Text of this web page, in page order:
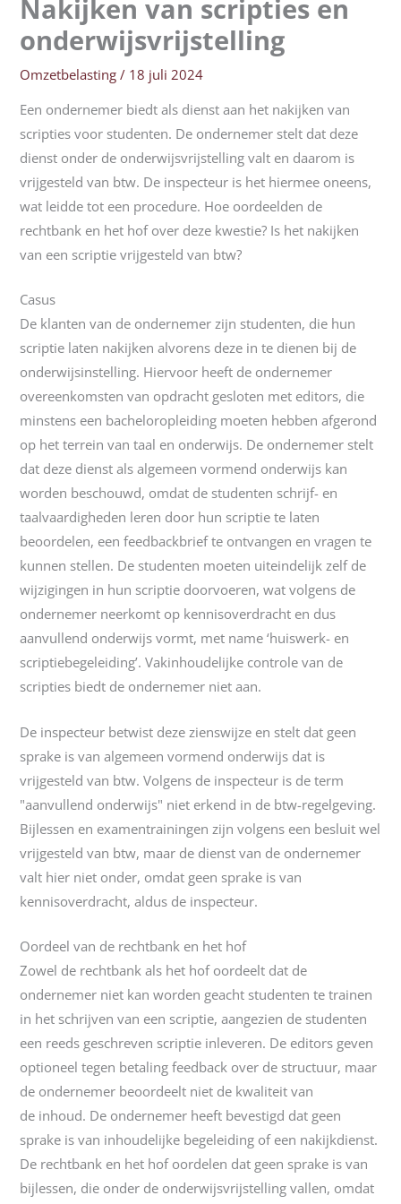
Nakijken van scripties en
onderwijsvrijstelling
Omzetbelasting / 18 juli 2024
Een ondernemer biedt als dienst aan het nakijken van
scripties voor studenten. De ondernemer stelt dat deze
dienst onder de onderwijsvrijstelling valt en daarom is
vrijgesteld van btw. De inspecteur is het hiermee oneens,
wat leidde tot een procedure. Hoe oordeelden de
rechtbank en het hof over deze kwestie? Is het nakijken
van een scriptie vrijgesteld van btw?
Casus
De klanten van de ondernemer zijn studenten, die hun
scriptie laten nakijken alvorens deze in te dienen bij de
onderwijsinstelling. Hiervoor heeft de ondernemer
overeenkomsten van opdracht gesloten met editors, die
minstens een bacheloropleiding moeten hebben afgerond
op het terrein van taal en onderwijs. De ondernemer stelt
dat deze dienst als algemeen vormend onderwijs kan
worden beschouwd, omdat de studenten schrijf- en
taalvaardigheden leren door hun scriptie te laten
beoordelen, een feedbackbrief te ontvangen en vragen te
kunnen stellen. De studenten moeten uiteindelijk zelf de
wijzigingen in hun scriptie doorvoeren, wat volgens de
ondernemer neerkomt op kennisoverdracht en dus
aanvullend onderwijs vormt, met name ‘huiswerk- en
scriptiebegeleiding’. Vakinhoudelijke controle van de
scripties biedt de ondernemer niet aan.
De inspecteur betwist deze zienswijze en stelt dat geen
sprake is van algemeen vormend onderwijs dat is
vrijgesteld van btw. Volgens de inspecteur is de term
"aanvullend onderwijs" niet erkend in de btw-regelgeving.
Bijlessen en examentrainingen zijn volgens een besluit wel
vrijgesteld van btw, maar de dienst van de ondernemer
valt hier niet onder, omdat geen sprake is van
kennisoverdracht, aldus de inspecteur.
Oordeel van de rechtbank en het hof
Zowel de rechtbank als het hof oordeelt dat de
ondernemer niet kan worden geacht studenten te trainen
in het schrijven van een scriptie, aangezien de studenten
een reeds geschreven scriptie inleveren. De editors geven
optioneel tegen betaling feedback over de structuur, maar
de ondernemer beoordeelt niet de kwaliteit van
de inhoud. De ondernemer heeft bevestigd dat geen
sprake is van inhoudelijke begeleiding of een nakijkdienst.
De rechtbank en het hof oordelen dat geen sprake is van
bijlessen, die onder de onderwijsvrijstelling vallen, omdat